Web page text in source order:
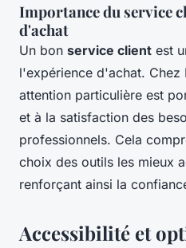
Importance du service
d'achat
Un bon service client est
l'expérience d'achat. Chez
attention particulière est
et à la satisfaction des
professionnels. Cela
choix des outils les mieux
renforçant ainsi la
Accessibilité et